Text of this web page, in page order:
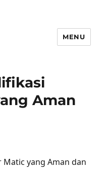
MENU
Aman
yang Aman dan